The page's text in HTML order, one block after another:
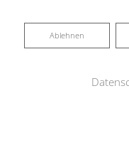
Ablehnen
Ablehnen